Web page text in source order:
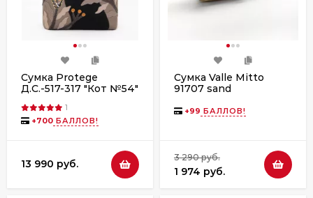
Сумка Protege
Д.С.-517-317 "Кот №54"
1
+700 БАЛЛОВ!
13 990 руб.
Сумка Valle Mitto
91707 sand
+99 БАЛЛОВ!
3 290 руб.
1 974 руб.